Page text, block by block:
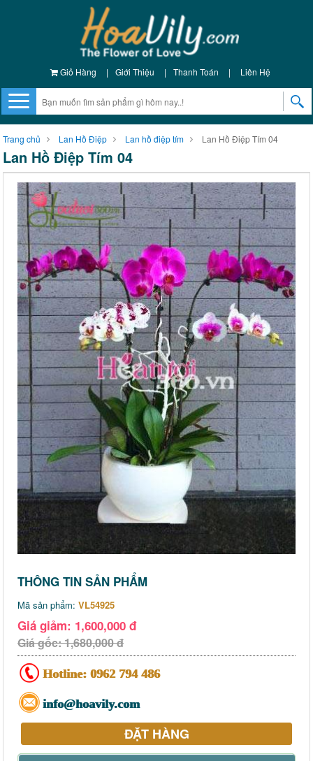
Giỏ Hàng | Giới Thiệu | Thanh Toán | Liên Hệ
Trang chủ Lan Hồ Điệp Lan hồ điệp tím Lan Hồ Điệp Tím 04
Lan Hồ Điệp Tím 04
THÔNG TIN SẢN PHẨM
Mã sản phẩm: VL54925
Giá giảm: 1,600,000 đ
Giá gốc: 1,680,000 đ
Hotline: 0962 794 486
info@hoavily.com
ĐẶT HÀNG